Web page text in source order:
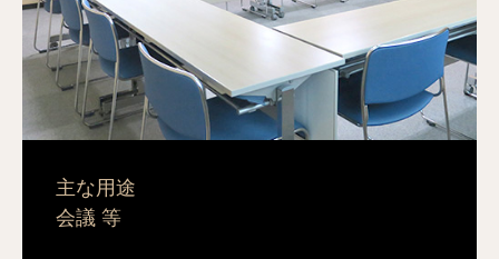
主な用途
会議 等